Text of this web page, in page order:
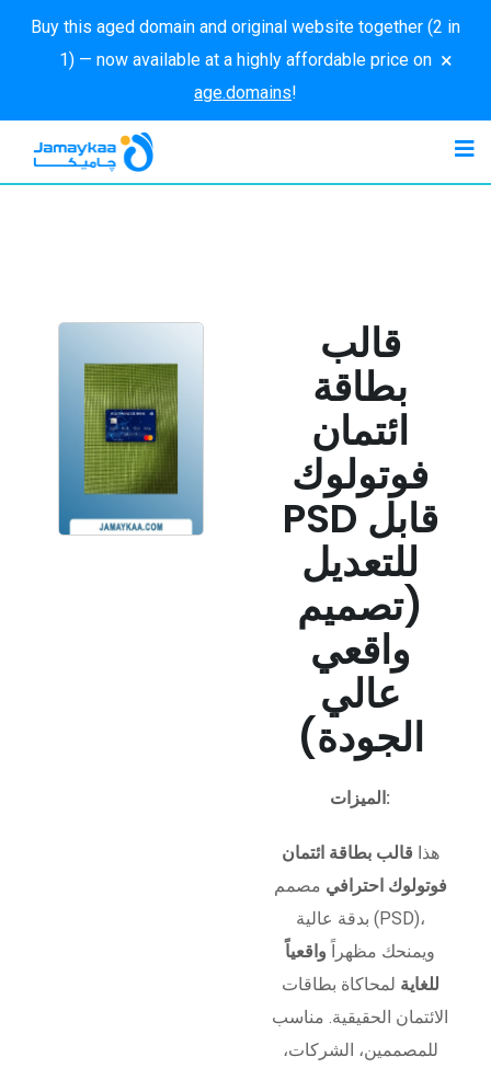
Buy this aged domain and original website together (2 in
1) — now available at a highly affordable price on
age.domains!
×
قالب
بطاقة
ائتمان
فوتولوك
PSD قابل
للتعديل
(تصميم
واقعي
عالي
الجودة)
الميزات:
هذا قالب بطاقة ائتمان
فوتولوك احترافي مصمم
بدقة عالية (PSD)،
ويمنحك مظهراً واقعياً
للغاية لمحاكاة بطاقات
الائتمان الحقيقية. مناسب
للمصممين، الشركات،